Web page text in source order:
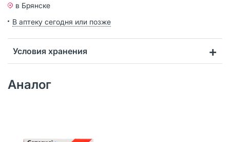
в Брянске
В аптеку сегодня или позже
Условия хранения
Аналог